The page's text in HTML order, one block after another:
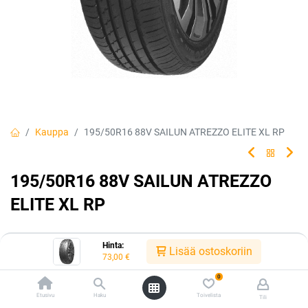
Hinta:
73,00 € Lisää ostoskoriin
Etusivu Haku
0
Toivelista Tili
Kauppa 195/50R16 88V SAILUN ATREZZO ELITE XL RP
195/50R16 88V SAILUN ATREZZO
ELITE XL RP
8848116036757 Tuotekoodi: 327582
73,00€